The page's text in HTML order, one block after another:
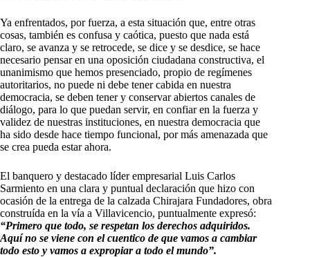
Ya enfrentados, por fuerza, a esta situación que, entre otras
cosas, también es confusa y caótica, puesto que nada está
claro, se avanza y se retrocede, se dice y se desdice, se hace
necesario pensar en una oposición ciudadana constructiva, el
unanimismo que hemos presenciado, propio de regímenes
autoritarios, no puede ni debe tener cabida en nuestra
democracia, se deben tener y conservar abiertos canales de
diálogo, para lo que puedan servir, en confiar en la fuerza y
validez de nuestras instituciones, en nuestra democracia que
ha sido desde hace tiempo funcional, por más amenazada que
se crea pueda estar ahora.
El banquero y destacado líder empresarial Luis Carlos
Sarmiento en una clara y puntual declaración que hizo con
ocasión de la entrega de la calzada Chirajara Fundadores, obra
construída en la vía a Villavicencio, puntualmente expresó:
“Primero que todo, se respetan los derechos adquiridos.
Aquí no se viene con el cuentico de que vamos a cambiar
todo esto y vamos a expropiar a todo el mundo”.